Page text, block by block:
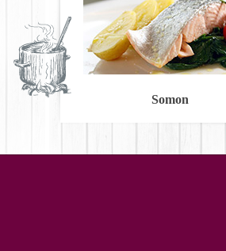
Somon